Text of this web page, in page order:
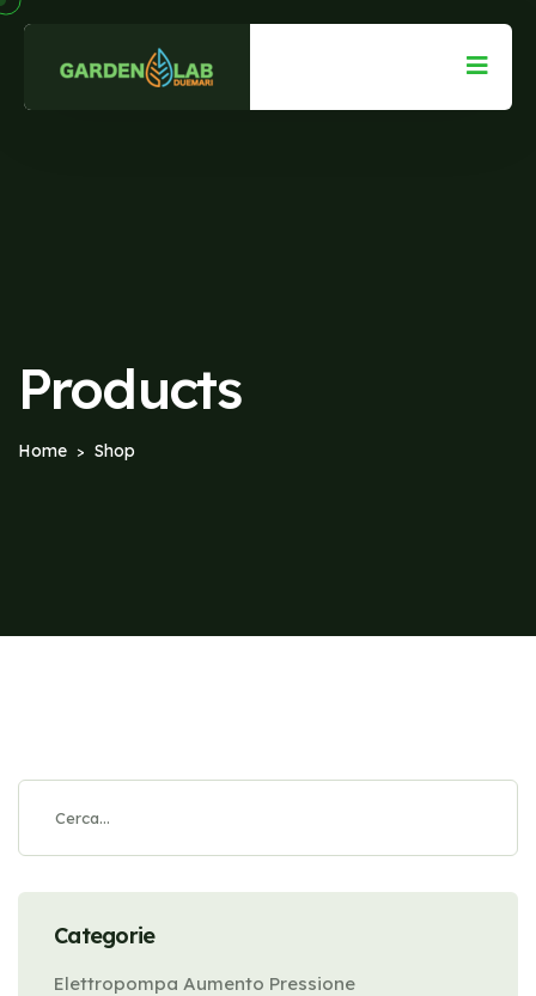
Products
Home > Shop
Categorie
Elettropompa Aumento Pressione